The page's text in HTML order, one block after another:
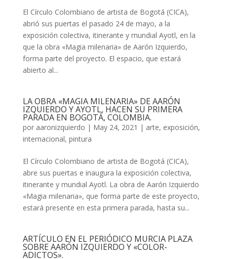
El Círculo Colombiano de artista de Bogotá (CICA),
abrió sus puertas el pasado 24 de mayo, a la
exposición colectiva, itinerante y mundial Ayotl, en la
que la obra «Magia milenaria» de Aarón Izquierdo,
forma parte del proyecto. El espacio, que estará
abierto al...
LA OBRA «MAGIA MILENARIA» DE AARÓN
IZQUIERDO Y AYOTL, HACEN SU PRIMERA
PARADA EN BOGOTÁ, COLOMBIA.
por aaronizquierdo | May 24, 2021 | arte, exposición,
internacional, pintura
El Círculo Colombiano de artista de Bogotá (CICA),
abre sus puertas e inaugura la exposición colectiva,
itinerante y mundial Ayotl. La obra de Aarón Izquierdo
«Magia milenaria», que forma parte de este proyecto,
estará presente en esta primera parada, hasta su...
ARTÍCULO EN EL PERIÓDICO MURCIA PLAZA
SOBRE AARÓN IZQUIERDO Y «COLOR-
ADICTOS».